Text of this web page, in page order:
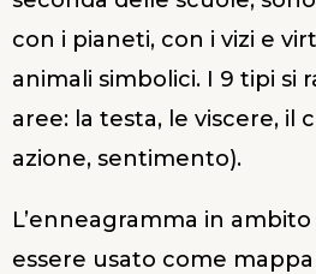
con i pianeti, con i vizi e
animali simbolici. I 9 tipi si
aree: la testa, le viscere, il
azione, sentimento).
L’enneagramma in
essere usato come